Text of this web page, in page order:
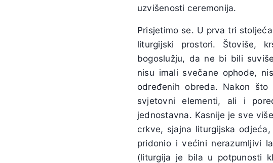
uzvišenosti ceremonija.
Prisjetimo se. U prva tri
liturgijski prostori. Štoviše,
bogoslužju, da ne bi bili
nisu imali svečane ophode,
određenih obreda. Nakon
svjetovni elementi, ali i
jednostavna. Kasnije je sve
crkve, sjajna liturgijska
pridonio i većini nerazumljivi
(liturgija je bila u potpunosti